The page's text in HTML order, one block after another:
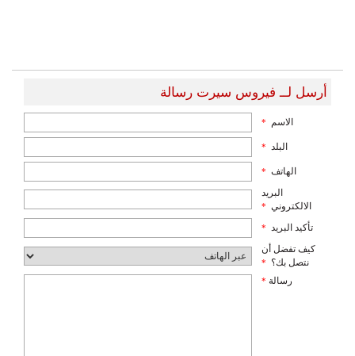
أرسل لــ فيروس سيرت رسالة
الاسم *
البلد *
الهاتف *
البريد
الالكتروني *
تأكيد البريد *
كيف تفضل أن
نتصل بك؟ *
رسالة *